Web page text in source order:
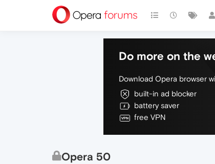
Do more on the
Download Opera browser
built-in ad blocker
battery saver
free VPN
Opera 50